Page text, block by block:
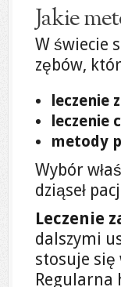
Jakie
W świecie
zębów,
leczenie
leczenie
metody
Wybór
dziąseł
Leczenie
dalszymi
stosuje się
Regularna